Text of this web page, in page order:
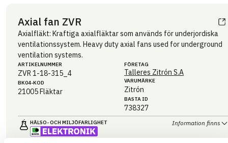
Axial fan ZVR
Axialfläkt: Kraftiga axialfläktar som används för underjordiska
ventilationssystem. Heavy duty axial fans used for underground
ventilation systems.
ARTIKEL­NUMMER
ZVR 1-18-315_4
BK04-KOD
21005Fläktar
FÖRETAG
Talleres Zitrón S.A
VARUMÄRKE
Zitrón
BASTA ID
738327
HÄLSO- OCH MILJÖ­FARLIGHET Information finns